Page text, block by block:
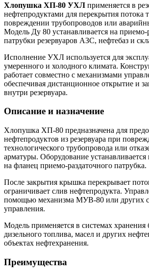
Хлопушка ХП-80 УХЛ применяется в
нефтепродуктами для перекрытия потока
повреждении трубопроводов или
Модель Ду 80 устанавливается на приемо-
патрубки резервуаров АЗС, нефтебаз и
Исполнение УХЛ используется для
умеренного и холодного климата.
работает совместно с механизмами
обеспечивая дистанционное открытие и
внутри резервуара.
Описание и назначение
Хлопушка ХП-80 предназначена для
нефтепродуктов из резервуара при
технологического трубопровода или
арматуры. Оборудование устанавливается
на фланец приемо-раздаточного патрубка.
После закрытия крышка перекрывает
ограничивает слив нефтепродукта.
помощью механизма МУВ-80 или других
управления.
Модель применяется в системах хранения
дизельного топлива, масел и других
объектах нефтехранения.
Преимущества